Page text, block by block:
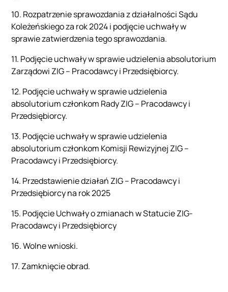
10. Rozpatrzenie sprawozdania z działalności Sądu
Koleżeńskiego za rok 2024 i podjęcie uchwały w
sprawie zatwierdzenia tego sprawozdania.
11. Podjęcie uchwały w sprawie udzielenia absolutorium
Zarządowi ZIG – Pracodawcy i Przedsiębiorcy.
12. Podjęcie uchwały w sprawie udzielenia
absolutorium członkom Rady ZIG – Pracodawcy i
Przedsiębiorcy.
13. Podjęcie uchwały w sprawie udzielenia
absolutorium członkom Komisji Rewizyjnej ZIG –
Pracodawcy i Przedsiębiorcy.
14. Przedstawienie działań ZIG – Pracodawcy i
Przedsiębiorcy na rok 2025
15. Podjęcie Uchwały o zmianach w Statucie ZIG-
Pracodawcy i Przedsiębiorcy
16. Wolne wnioski.
17. Zamknięcie obrad.